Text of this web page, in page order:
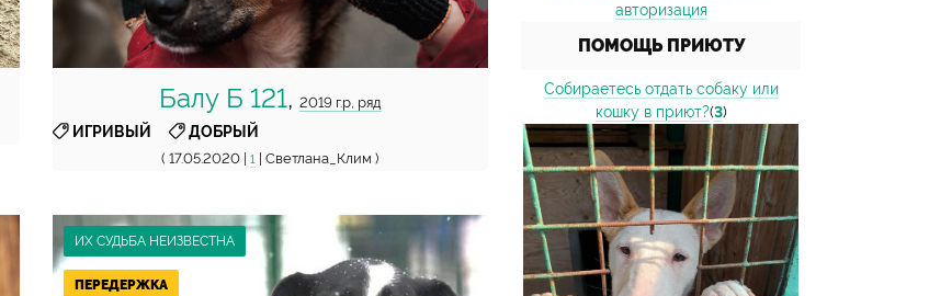
Балу Б 121, 2019 г.р, ряд
ИГРИВЫЙ
ДОБРЫЙ
( 17.05.2020 |1 | Светлана_Клим )
ИХ СУДЬБА НЕИЗВЕСТНА
ПЕРЕДЕРЖКА
авторизация
ПОМОЩЬ ПРИЮТУ
Собираетесь отдать собаку или
кошку в приют?(3)